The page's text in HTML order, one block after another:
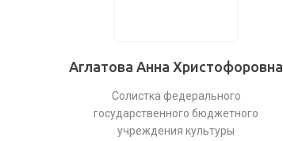
Аглатова Анна Христофоровна
Солистка федерального
государственного бюджетного
учреждения культуры